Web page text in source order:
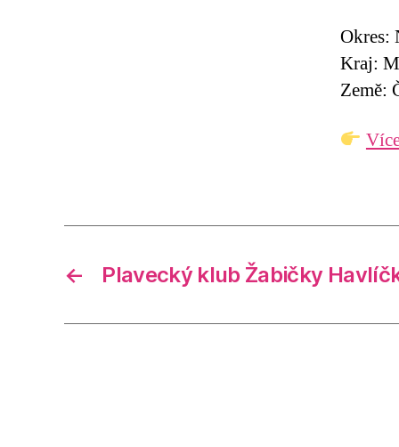
Okres:
Kraj:
Země:
← Plavecký klub Žabičky